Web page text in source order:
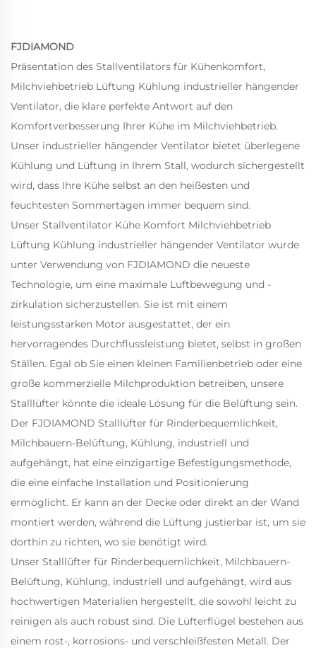
FJDIAMOND
Präsentation des Stallventilators für Kühenkomfort,
Milchviehbetrieb Lüftung Kühlung industrieller hängender
Ventilator, die klare perfekte Antwort auf den
Komfortverbesserung Ihrer Kühe im Milchviehbetrieb.
Unser industrieller hängender Ventilator bietet überlegene
Kühlung und Lüftung in Ihrem Stall, wodurch sichergestellt
wird, dass Ihre Kühe selbst an den heißesten und
feuchtesten Sommertagen immer bequem sind.
Unser Stallventilator Kühe Komfort Milchviehbetrieb
Lüftung Kühlung industrieller hängender Ventilator wurde
unter Verwendung von FJDIAMOND die neueste
Technologie, um eine maximale Luftbewegung und -
zirkulation sicherzustellen. Sie ist mit einem
leistungsstarken Motor ausgestattet, der ein
hervorragendes Durchflussleistung bietet, selbst in großen
Ställen. Egal ob Sie einen kleinen Familienbetrieb oder eine
große kommerzielle Milchproduktion betreiben, unsere
Stalllüfter könnte die ideale Lösung für die Belüftung sein.
Der FJDIAMOND Stalllüfter für Rinderbequemlichkeit,
Milchbauern-Belüftung, Kühlung, industriell und
aufgehängt, hat eine einzigartige Befestigungsmethode,
die eine einfache Installation und Positionierung
ermöglicht. Er kann an der Decke oder direkt an der Wand
montiert werden, während die Lüftung justierbar ist, um sie
dorthin zu richten, wo sie benötigt wird.
Unser Stalllüfter für Rinderbequemlichkeit, Milchbauern-
Belüftung, Kühlung, industriell und aufgehängt, wird aus
hochwertigen Materialien hergestellt, die sowohl leicht zu
reinigen als auch robust sind. Die Lüfterflügel bestehen aus
einem rost-, korrosions- und verschleißfesten Metall. Der